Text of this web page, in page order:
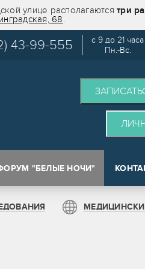
улице располагаются три
68.
43-99-555
с 9 до 21 часа
Пн.-Вс.
"БЕЛЫЕ НОЧИ"